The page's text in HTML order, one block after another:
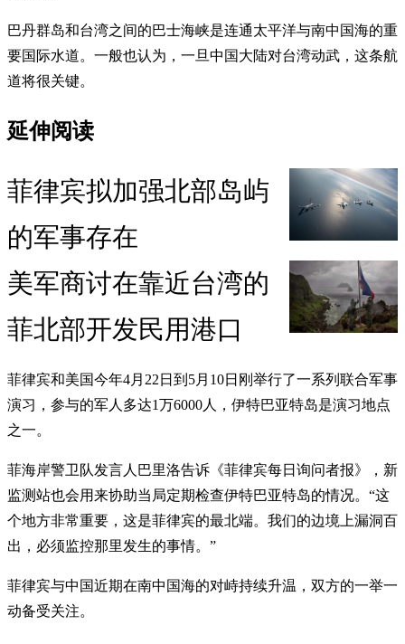
巴丹群岛和台湾之间的巴士海峡是连通太平洋与南中国海的重
要国际水道。一般也认为，一旦中国大陆对台湾动武，这条航
道将很关键。
延伸阅读
菲律宾拟加强北部岛屿
的军事存在
美军商讨在靠近台湾的
菲北部开发民用港口
菲律宾和美国今年4月22日到5月10日刚举行了一系列联合军事
演习，参与的军人多达1万6000人，伊特巴亚特岛是演习地点
之一。
菲海岸警卫队发言人巴里洛告诉《菲律宾每日询问者报》，新
监测站也会用来协助当局定期检查伊特巴亚特岛的情况。“这
个地方非常重要，这是菲律宾的最北端。我们的边境上漏洞百
出，必须监控那里发生的事情。”
菲律宾与中国近期在南中国海的对峙持续升温，双方的一举一
动备受关注。